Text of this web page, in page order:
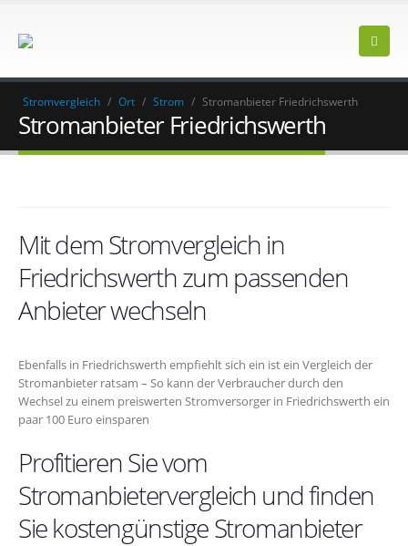
Stromvergleich / Ort / Strom / Stromanbieter Friedrichswerth
Stromanbieter Friedrichswerth
Mit dem Stromvergleich in
Friedrichswerth zum passenden
Anbieter wechseln
Ebenfalls in Friedrichswerth empfiehlt sich ein ist ein Vergleich der
Stromanbieter ratsam – So kann der Verbraucher durch den
Wechsel zu einem preiswerten Stromversorger in Friedrichswerth ein
paar 100 Euro einsparen
Profitieren Sie vom
Stromanbietervergleich und finden
Sie kostengünstige Stromanbieter